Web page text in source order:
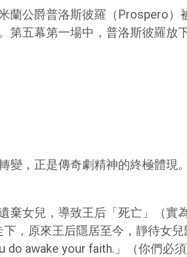
蘭公爵普洛斯彼羅（Prospero
五幕第一場中，普洛斯彼羅放
變，正是傳奇劇精神的終極體現
棄女兒，導致王后「死亡」（實
，原來王后隱居至今，靜待女
awake your faith.」（你們必